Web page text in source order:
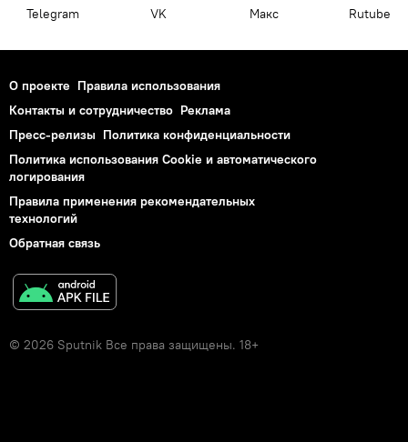
Telegram VK Макс Rutube
О проекте Правила использования
Контакты и сотрудничество Реклама
Пресс-релизы Политика конфиденциальности
Политика использования Cookie и автоматического
логирования
Правила применения рекомендательных
технологий
Обратная связь
© 2026 Sputnik Все права защищены. 18+